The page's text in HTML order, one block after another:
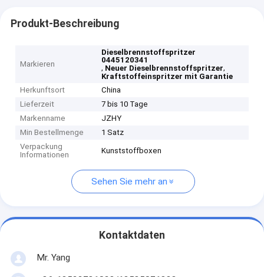
Produkt-Beschreibung
Markieren
Dieselbrennstoffspritzer
0445120341
, Neuer Dieselbrennstoffspritzer,
Kraftstoffeinspritzer mit Garantie
Herkunftsort
China
Lieferzeit
7 bis 10 Tage
Markenname
JZHY
Min Bestellmenge
1 Satz
Verpackung
Informationen
Kunststoffboxen
Sehen Sie mehr an
Kontaktdaten
Mr. Yang